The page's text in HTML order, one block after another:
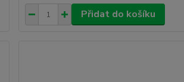
Přidat do košíku